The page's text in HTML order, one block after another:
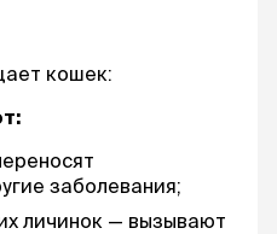
кошек:
заболевания;
личинок — вызывают